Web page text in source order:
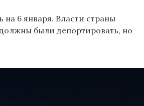
6 января. Власти страны
были депортировать, но